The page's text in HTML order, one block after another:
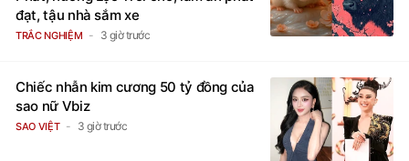
đạt, tậu nhà sắm xe
TRẮC NGHIỆM 3 giờ trước
Chiếc nhẫn kim cương 50 tỷ đồng của
sao nữ Vbiz
SAO VIỆT 3 giờ trước